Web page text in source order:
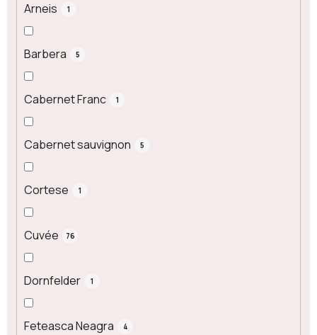
Arneis 1
Barbera 5
Cabernet Franc 1
Cabernet sauvignon 5
Cortese 1
Cuvée 76
Dornfelder 1
Feteasca Neagra 4